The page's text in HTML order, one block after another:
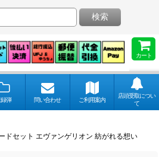
カート
検索
弾 問い合わせ ご利用案内
店頭受取につい
て
ドセット エヴァンゲリオン 紡がれる想い